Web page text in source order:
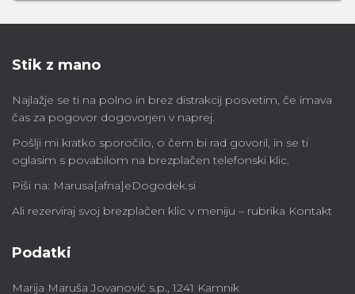
Stik z mano
Najlažje se ti na polno in brez distrakcij posvetim, če imava
čas za pogovor dogovorjen v naprej.
Pošlji mi kratko sporočilo, o čem bi rad govoril, in se ti
oglasim s povabilom na brezplačen telefonski klic.
Piši na: Marusa[afna]eDogodek.si
Ali rezerviraj svoj brezplačen klic v meniju – rubrika Kontakt
Podatki
Marija Maruša Jovanović s.p., 1241 Kamnik